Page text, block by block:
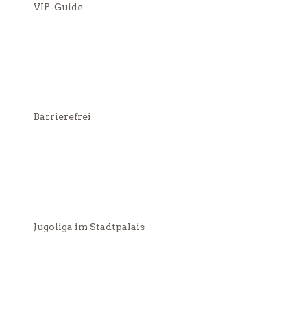
VIP-Guide
Barrierefrei
Jugoliga im Stadtpalais